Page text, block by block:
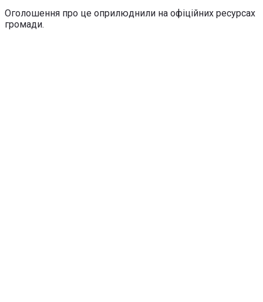
Оголошення про це оприлюднили на офіційних ресурсах
громади.